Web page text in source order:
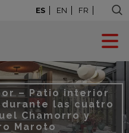
ES EN FR
– Patio interior
las cuatro
Chamorro y
Maroto